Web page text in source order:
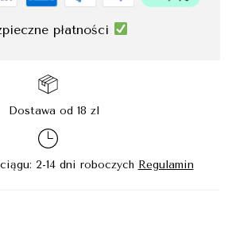
płatności
Dostawa od 18 zl
2-14 dni roboczych Regulamin